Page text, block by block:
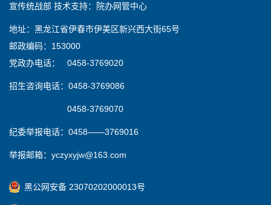
宣传统战部 技术支持：院办网管中心
地址：黑龙江省伊春市伊美区新兴西大街65号
邮政编码：153000
党政办电话： 0458-3769020
招生咨询电话：0458-3769086
0458-3769070
纪委举报电话：0458——3769016
举报邮箱：yczyxyjw@163.com
黑公网安备 23070202000013号